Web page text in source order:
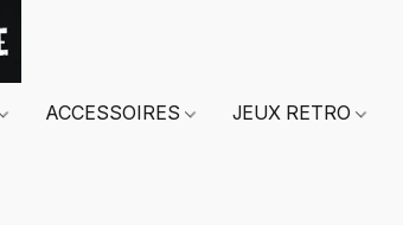
ACCESSOIRES JEUX RETRO